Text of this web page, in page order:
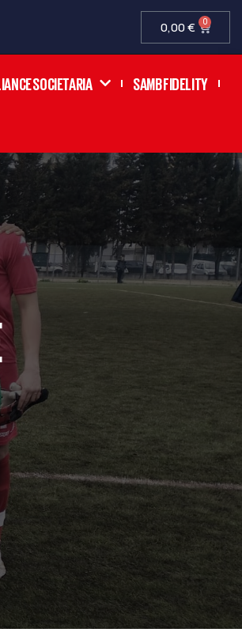
0,00€ 0
SOCIETARIA SAMB FIDELITY